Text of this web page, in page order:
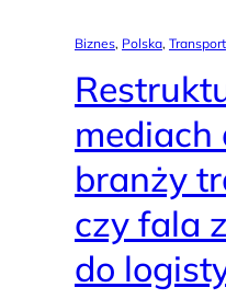
Biznes, Polska, Transport
mediach
branży
czy fala
do